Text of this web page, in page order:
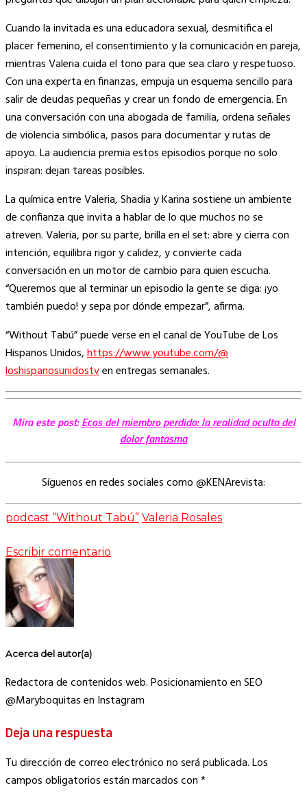
Cuando la invitada es una educadora sexual, desmitifica el
placer femenino, el consentimiento y la comunicación en pareja,
mientras Valeria cuida el tono para que sea claro y respetuoso.
Con una experta en finanzas, empuja un esquema sencillo para
salir de deudas pequeñas y crear un fondo de emergencia. En
una conversación con una abogada de familia, ordena señales
de violencia simbólica, pasos para documentar y rutas de
apoyo. La audiencia premia estos episodios porque no solo
inspiran: dejan tareas posibles.
La química entre Valeria, Shadia y Karina sostiene un ambiente
de confianza que invita a hablar de lo que muchos no se
atreven. Valeria, por su parte, brilla en el set: abre y cierra con
intención, equilibra rigor y calidez, y convierte cada
conversación en un motor de cambio para quien escucha.
“Queremos que al terminar un episodio la gente se diga: ¡yo
también puedo! y sepa por dónde empezar”, afirma.
“Without Tabú” puede verse en el canal de YouTube de Los
Hispanos Unidos,https://www.youtube.com/@
loshispanosunidostven entregas semanales.
Mira este post:Ecos del miembro perdido: la realidad oculta del
dolor fantasma
Síguenos en redes sociales como @KENArevista:
podcast “Without Tabú” Valeria Rosales
Escribir comentario
Acerca del autor(a)
Redactora de contenidos web. Posicionamiento en SEO
@Maryboquitas en Instagram
Deja una respuesta
Tu dirección de correo electrónico no será publicada.Los
campos obligatorios están marcados con*